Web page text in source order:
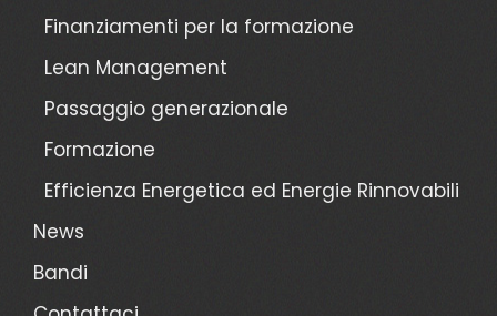
Finanziamenti per la formazione
Lean Management
Passaggio generazionale
Formazione
Efficienza Energetica ed Energie Rinnovabili
News
Bandi